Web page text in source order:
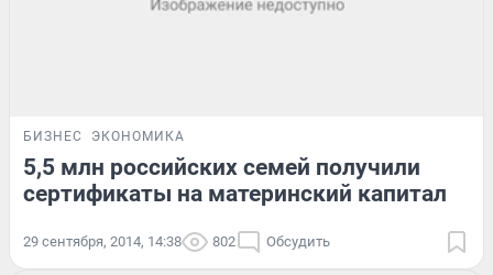
БИЗНЕС ЭКОНОМИКА
5,5 млн российских семей получили
сертификаты на материнский капитал
29 сентября, 2014, 14:38 802 Обсудить